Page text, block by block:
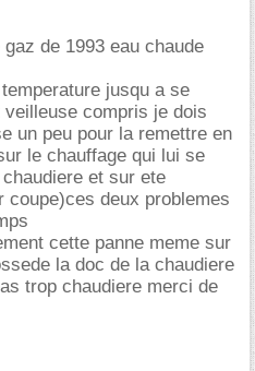
de 1993 eau chaude
jusqu a se
compris je dois
un peu pour la remettre en
le chauffage qui lui se
et sur ete
coupe)ces deux problemes
cette panne meme sur
la doc de la chaudiere
trop chaudiere merci de